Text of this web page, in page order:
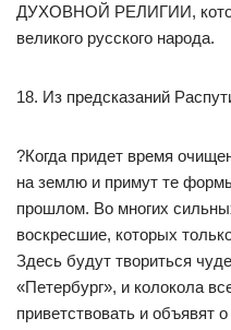
ДУХОВНОЙ РЕЛИГИИ,
великого русского народа.
18. Из предсказаний
?Когда придет время
на землю и примут те
прошлом. Во многих
воскресшие, которых
Здесь будут твориться
«Петербург», и колокола
приветствовать и объявят